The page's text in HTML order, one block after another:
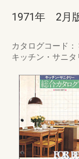
1971年 2月
カタログコード：
キッチン・サニタ